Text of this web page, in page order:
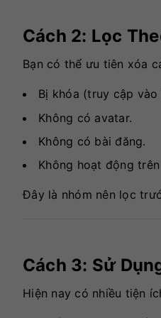
Cách 2: Lọc
Bạn có thể ưu tiên xóa
Bị khóa (truy cập
Không có avatar.
Không có bài đăng.
Không hoạt động
Đây là nhóm nên lọc
Cách 3: Sử
Hiện nay có nhiều tiện